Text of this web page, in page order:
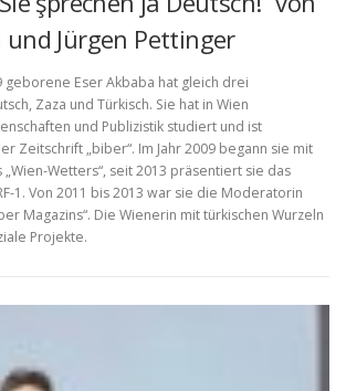
und Jürgen Pettinger
geborene Eser Akbaba hat gleich drei
Zaza und Türkisch. Sie hat in Wien
und Publizistik studiert und ist
Zeitschrift „biber“. Im Jahr 2009 begann sie mit
Wetters“, seit 2013 präsentiert sie das
1. Von 2011 bis 2013 war sie die Moderatorin
Magazins“. Die Wienerin mit türkischen Wurzeln
Projekte.